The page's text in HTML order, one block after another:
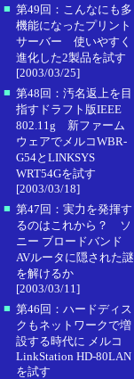
■ 第49回：こんなにも多
機能になったプリント
サーバー 使いやすく
進化した2製品を試す
[2003/03/25]
■ 第48回：汚名返上を目
指すドラフト版IEEE
802.11g 新ファーム
ウェアでメルコWBR-
G54とLINKSYS
WRT54Gを試す
[2003/03/18]
■ 第47回：実力を発揮す
るのはこれから？ ソ
ニー ブロードバンド
AVルータに隠された謎
を解けるか
[2003/03/11]
■ 第46回：ハードディス
クもネットワークで増
設する時代に メルコ
LinkStation HD-80LAN
を試す